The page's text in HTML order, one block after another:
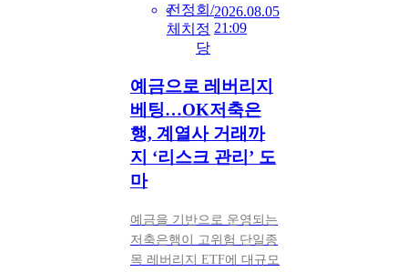
전
체
정
치
회/
정
당
2026.08.05
21:09
예금으로 레버리지
베팅…OK저축은
행, 계열사 거래까
지 ‘리스크 관리’ 도
마
예금을 기반으로 운영되는
저축은행이 고위험 단일종
목 레버리지 ETF에 대규모